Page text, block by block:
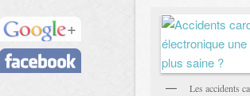
Les accidents